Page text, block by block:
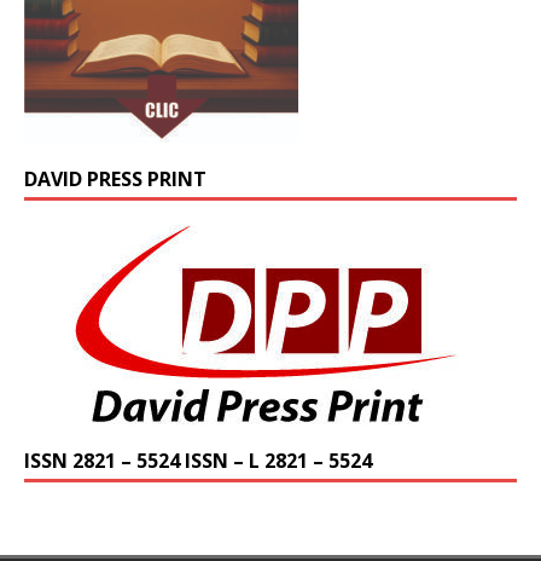
DAVID PRESS PRINT
ISSN 2821 – 5524 ISSN – L 2821 – 5524